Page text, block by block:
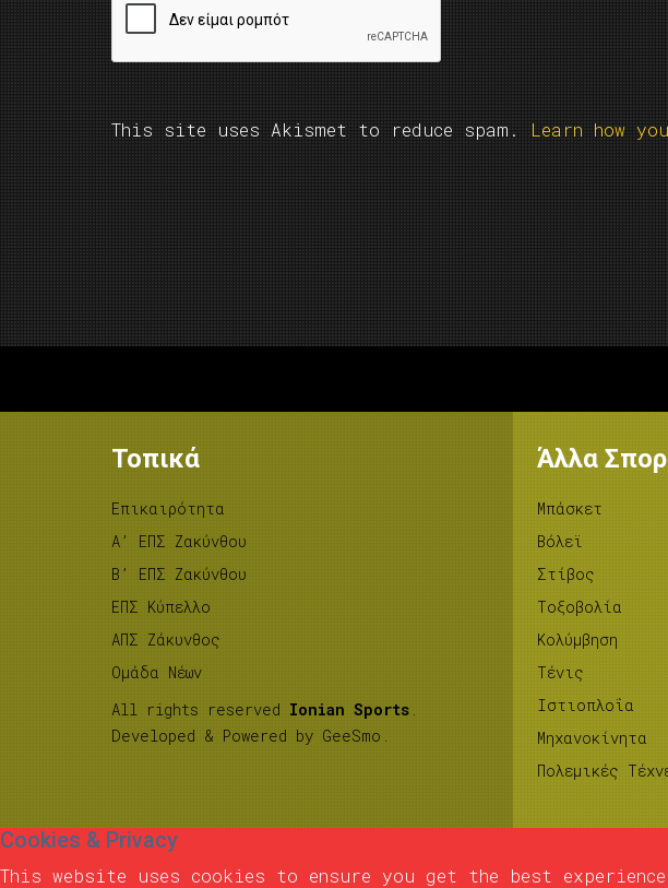
This site uses Akismet to reduce spam. Learn how
Τοπικά
Επικαιρότητα
A’ ΕΠΣ Ζακύνθου
B’ ΕΠΣ Ζακύνθου
ΕΠΣ Κύπελλο
ΑΠΣ Ζάκυνθος
Ομάδα Νέων
All rights reserved Ionian Sports .
Developed & Powered by GeeSmo .
Άλλα Σπορ
Μπάσκετ
Βόλεϊ
Στίβος
Tοξοβολία
Κολύμβηση
Τένις
Ιστιοπλοΐα
Μηχανοκίνητα
Πολεμικές
Cookies & Privacy
This website uses cookies to ensure you get the best